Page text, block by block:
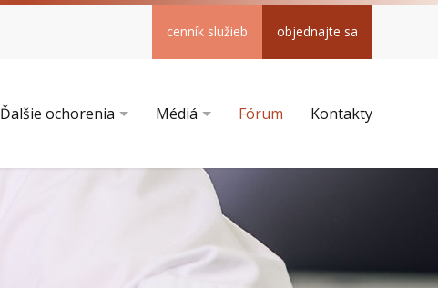
cenník služieb objednajte sa
Ďalšie ochorenia Médiá Fórum Kontakty